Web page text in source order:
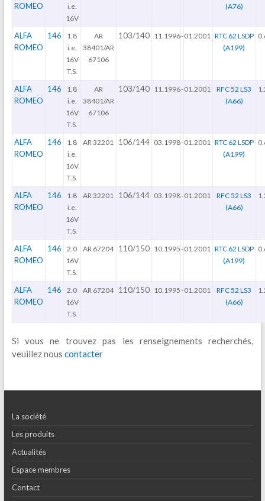
ROMEO
i.e.
16V
(A76)
ALFA
ROMEO
146
1.8
i.e.
16V
T.S.
AR
38401/AR
67106
103/140 11.1996-01.2001 RTC 62 LSDP
(A199)
ALFA
ROMEO
146
1.8
i.e.
16V
T.S.
AR
38401/AR
67106
103/140 11.1996-01.2001
RFC 52 LS3
(A66)
ALFA
ROMEO
146
1.8
i.e.
16V
T.S.
AR 32201 106/144 03.1998-01.2001 RTC 62 LSDP
(A199)
ALFA
ROMEO
146
1.8
i.e.
16V
T.S.
AR 32201 106/144 03.1998-01.2001
RFC 52 LS3
(A66)
ALFA
ROMEO
146
2.0
16V
T.S.
AR 67204 110/150 10.1995-01.2001 RTC 62 LSDP
(A199)
ALFA
ROMEO
146
2.0
16V
T.S.
AR 67204 110/150 10.1995-01.2001
RFC 52 LS3
(A66)
Si vous ne trouvez pas les renseignements recherchés,
veuillez nous contacter
La société
Les produits
Actualités
Espace membres
Contact